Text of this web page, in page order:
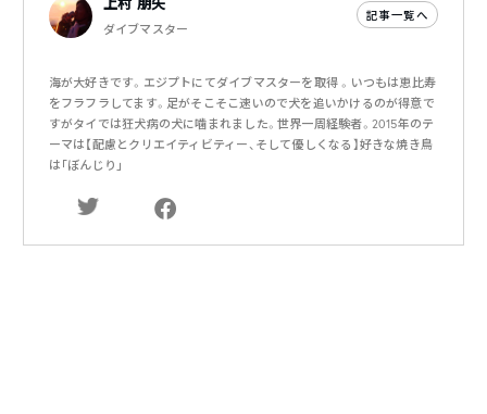
上村 朋矢
ダイブマスター
記事一覧へ
海が大好きです。エジプトにてダイブマスターを取得 。いつもは恵比寿
をフラフラしてます。足がそこそこ速いので犬を追いかけるのが得意で
すがタイでは狂犬病の犬に噛まれました。世界一周経験者。2015年のテ
ーマは【配慮とクリエイティビティー、そして優しくなる】好きな焼き鳥
は｢ぼんじり｣